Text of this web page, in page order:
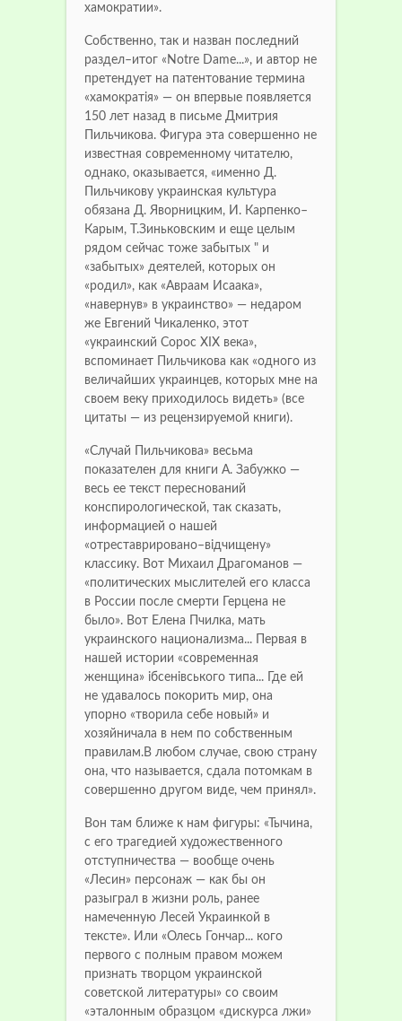
хамократии».
Собственно, так и назван последний
раздел–итог «Notre Dame...», и автор не
претендует на патентование термина
«хамократія» — он впервые появляется
150 лет назад в письме Дмитрия
Пильчикова. Фигура эта совершенно не
известная современному читателю,
однако, оказывается, «именно Д.
Пильчикову украинская культура
обязана Д. Яворницким, И. Карпенко–
Карым, Т.Зиньковским и еще целым
рядом сейчас тоже забытых " и
«забытых» деятелей, которых он
«родил», как «Авраам Исаака»,
«навернув» в украинство» — недаром
же Евгений Чикаленко, этот
«украинский Сорос XIX века»,
вспоминает Пильчикова как «одного из
величайших украинцев, которых мне на
своем веку приходилось видеть» (все
цитаты — из рецензируемой книги).
«Случай Пильчикова» весьма
показателен для книги А. Забужко —
весь ее текст переснований
конспирологической, так сказать,
информацией о нашей
«отреставрировано–відчищену»
классику. Вот Михаил Драгоманов —
«политических мыслителей его класса
в России после смерти Герцена не
было». Вот Елена Пчилка, мать
украинского национализма... Первая в
нашей истории «современная
женщина» ібсенівського типа... Где ей
не удавалось покорить мир, она
упорно «творила себе новый» и
хозяйничала в нем по собственным
правилам.В любом случае, свою страну
она, что называется, сдала потомкам в
совершенно другом виде, чем принял».
Вон там ближе к нам фигуры: «Тычина,
с его трагедией художественного
отступничества — вообще очень
«Лесин» персонаж — как бы он
разыграл в жизни роль, ранее
намеченную Лесей Украинкой в
тексте». Или «Олесь Гончар... кого
первого с полным правом можем
признать творцом украинской
советской литературы» со своим
«эталонным образцом «дискурса лжи»